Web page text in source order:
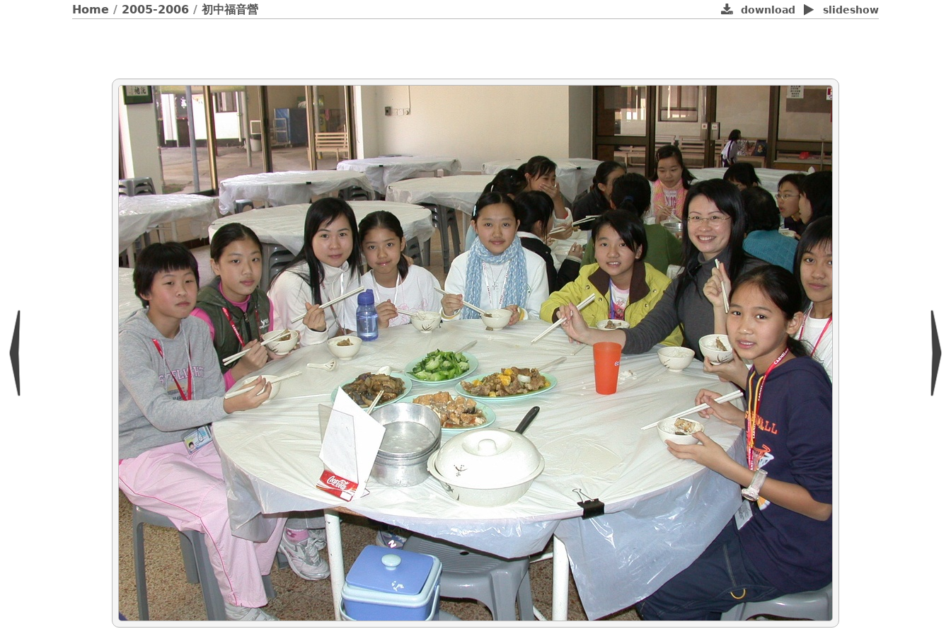
slideshow
download
Home / 2005-2006 / 初中福音營